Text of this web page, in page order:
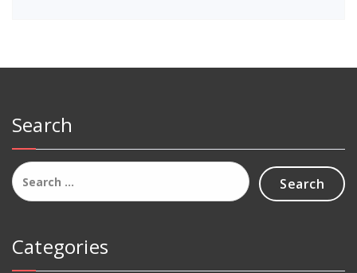
Search
Search
for:
Categories